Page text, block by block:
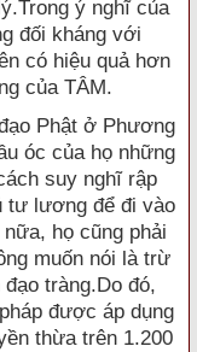
ý nghĩ của
đối kháng với
có hiệu quả hơn
của TÂM.
Phật ở Phương
óc của họ những
suy nghĩ rập
tư lương để đi vào
họ cũng phải
muốn nói là trừ
tràng.Do đó,
được áp dụng
thừa trên 1.200